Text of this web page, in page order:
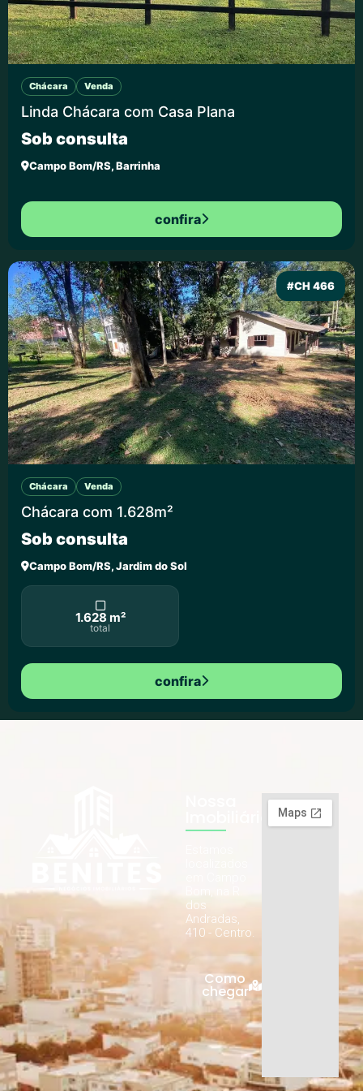
Chácara Venda
Linda Chácara com Casa Plana
Sob consulta
Campo Bom/RS, Barrinha
confira
#CH 466
Chácara Venda
Chácara com 1.628m²
Sob consulta
Campo Bom/RS, Jardim do Sol
1.628 m²
total
confira
dos
Andradas,
410 - Centro.
Como
chegar